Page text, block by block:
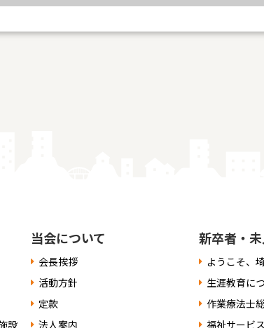
設
当会について
会長挨拶
活動方針
定款
法人案内
新卒者・
ようこそ、
生涯教育に
作業療法士
福祉サービ